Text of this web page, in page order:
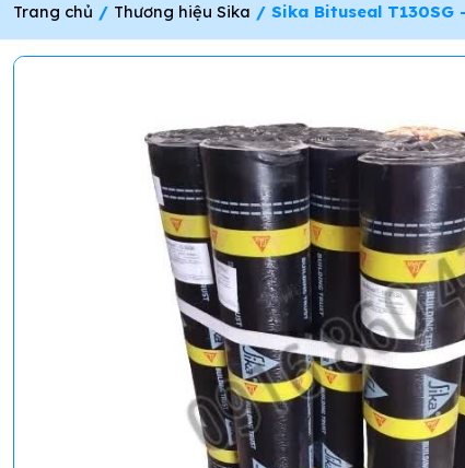
Trang chủ / Thương hiệu Sika / Sika Bituseal T130SG